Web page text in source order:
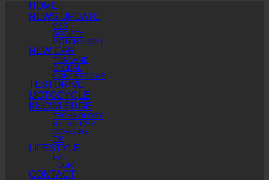
HOME
NEWS UPDATE
CSR
SOCIETY
MOTORSPORT
NEW CAR
THAILAND
GLOBAL
CONCEPT CAR
TESTDRIVE
MOTOCYCLE
KNOWLEDGE
TECHNOLOGY
RETRO CAR
CARCARE
TIP
LIFESTYLE
EAT
TOUR
CONTACT